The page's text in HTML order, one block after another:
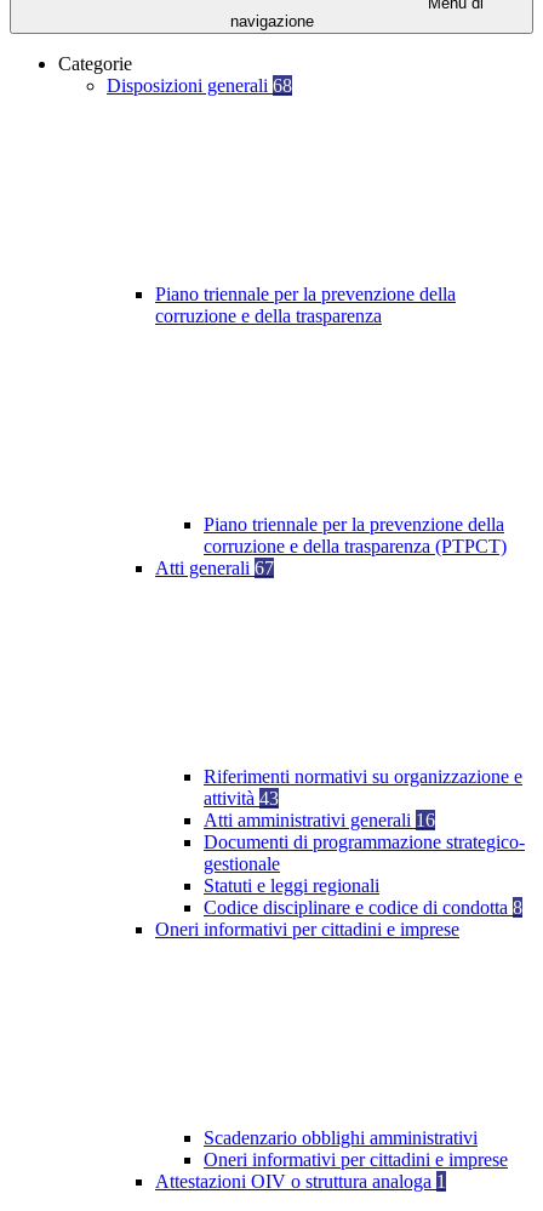
navigazione
Categorie
Disposizioni generali 68
Piano triennale per la prevenzione della
corruzione e della trasparenza
Piano triennale per la prevenzione della
corruzione e della trasparenza (PTPCT)
Atti generali 67
Riferimenti normativi su organizzazione e
attività 43
Atti amministrativi generali 16
Documenti di programmazione strategico-
gestionale
Statuti e leggi regionali
Codice disciplinare e codice di condotta 8
Oneri informativi per cittadini e imprese
Scadenzario obblighi amministrativi
Oneri informativi per cittadini e imprese
Attestazioni OIV o struttura analoga 1